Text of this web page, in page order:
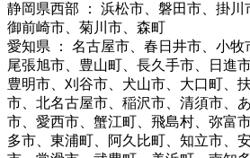
静岡県西部 ： 浜松市、磐田市、掛川
御前崎市、菊川市、森町
愛知県 ： 名古屋市、春日井市、小牧
尾張旭市、豊山町、長久手市、日進
豊明市、刈谷市、犬山市、大口町、
市、北名古屋市、稲沢市、清須市、
市、愛西市、蟹江町、飛島村、弥富
多市、東浦町、阿久比町、知立市、